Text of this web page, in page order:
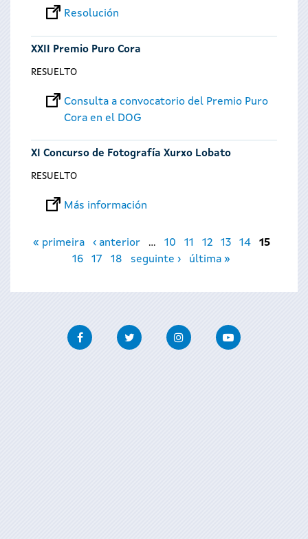
Resolución
XXII Premio Puro Cora
RESUELTO
Consulta a convocatorio del Premio Puro
Cora en el DOG
XI Concurso de Fotografía Xurxo Lobato
RESUELTO
Más información
Páginas
« primeira ‹ anterior … 10 11 12 13 14
15
16
17 18 seguinte › última »
FacebookTwitter InstagramYoutube